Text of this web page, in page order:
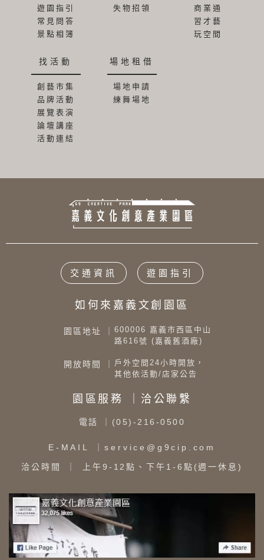
遊園指引
常見問答
景點相簿
失物招領
商業通
習才藝
玩空間
找活動
創藝市集
品牌活動
展覽表演
論壇講座
活動連結
場地租借
場地申請
練舞場地
交通資訊 遊園指引
如何來嘉義文創園區
園區地址 ｜ 600006 嘉義市西區中山
路616號 (嘉義舊酒廠)
開放時間 ｜ 戶外空間24小時開放，
其他依活動/店家公告
園區服務 ｜洽公聯繫
電話 ｜(05)-216-0500
E-MAIL ｜service@g9cip.com
洽公時間 ｜ 上午9-12點、下午1-6點(週一休息)